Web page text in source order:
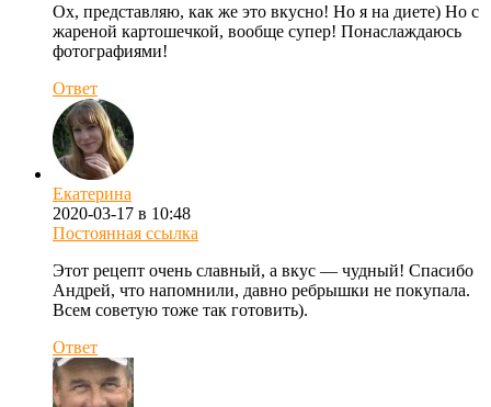
Ох, представляю, как же это вкусно! Но я на диете) Но с
жареной картошечкой, вообще супер! Понаслаждаюсь
фотографиями!
Ответ
Екатерина
2020-03-17 в 10:48
Постоянная ссылка
Этот рецепт очень славный, а вкус — чудный! Спасибо
Андрей, что напомнили, давно ребрышки не покупала.
Всем советую тоже так готовить).
Ответ